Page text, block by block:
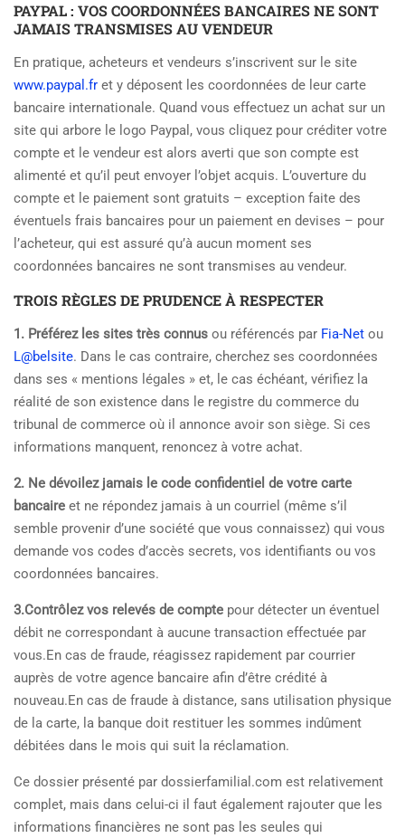
PAYPAL : VOS COORDONNÉES BANCAIRES NE SONT
JAMAIS TRANSMISES AU VENDEUR
En pratique, acheteurs et vendeurs s’inscrivent sur le site
www.paypal.fr et y déposent les coordonnées de leur carte
bancaire internationale. Quand vous effectuez un achat sur un
site qui arbore le logo Paypal, vous cliquez pour créditer votre
compte et le vendeur est alors averti que son compte est
alimenté et qu’il peut envoyer l’objet acquis. L’ouverture du
compte et le paiement sont gratuits – exception faite des
éventuels frais bancaires pour un paiement en devises – pour
l’acheteur, qui est assuré qu’à aucun moment ses
coordonnées bancaires ne sont transmises au vendeur.
TROIS RÈGLES DE PRUDENCE À RESPECTER
1. Préférez les sites très connus ou référencés par Fia-Net ou
L@belsite. Dans le cas contraire, cherchez ses coordonnées
dans ses « mentions légales » et, le cas échéant, vérifiez la
réalité de son existence dans le registre du commerce du
tribunal de commerce où il annonce avoir son siège. Si ces
informations manquent, renoncez à votre achat.
2. Ne dévoilez jamais le code confidentiel de votre carte
bancaire et ne répondez jamais à un courriel (même s’il
semble provenir d’une société que vous connaissez) qui vous
demande vos codes d’accès secrets, vos identifiants ou vos
coordonnées bancaires.
3.Contrôlez vos relevés de compte pour détecter un éventuel
débit ne correspondant à aucune transaction effectuée par
vous.En cas de fraude, réagissez rapidement par courrier
auprès de votre agence bancaire afin d’être crédité à
nouveau.En cas de fraude à distance, sans utilisation physique
de la carte, la banque doit restituer les sommes indûment
débitées dans le mois qui suit la réclamation.
Ce dossier présenté par dossierfamilial.com est relativement
complet, mais dans celui-ci il faut également rajouter que les
informations financières ne sont pas les seules qui